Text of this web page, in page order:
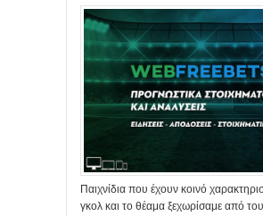
Παιχνίδια που έχουν κοινό
γκολ και το θέαμα ξεχωρίσαμε από